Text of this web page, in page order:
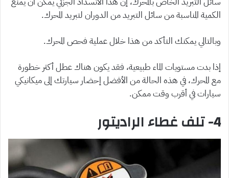
الكمية المناسبة من سائل التبريد من الدوران لتبريد المحرك.
وبالتالي يمكنك التأكد من هذا خلال عملية فحص المحرك.
إذا بدت مستويات الماء طبيعية، فقد يكون هناك عطل أكثر خطورة
مع المحرك، في هذه الحالة من الأفضل إحضار سيارتك إلى ميكانيكي
سيارات في أقرب وقت ممكن.
4- تلف غطاء الراديتور